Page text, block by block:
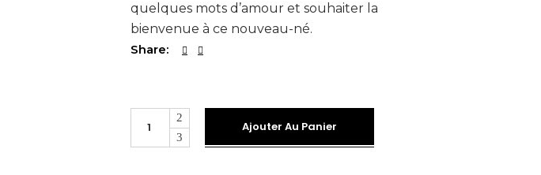
quelques mots d’amour et souhaiter la
bienvenue à ce nouveau-né.
Share:
Naissance
Ajouter Au Panier